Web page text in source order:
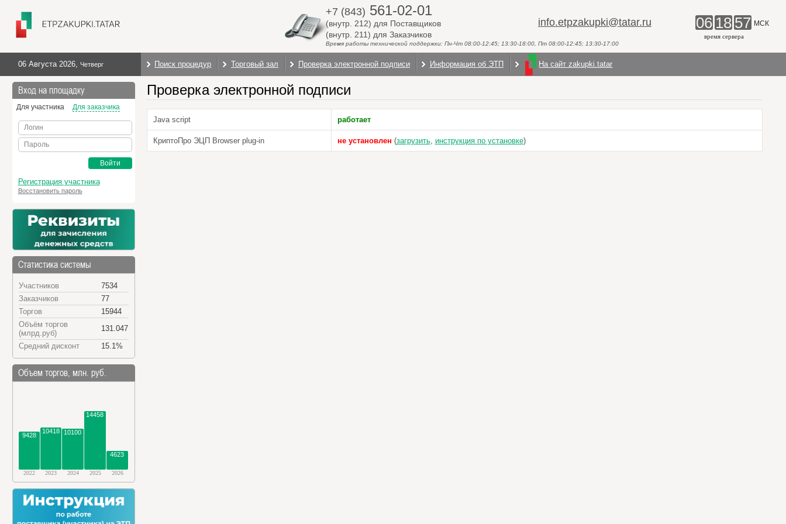
+7 (843) 561-02-01
(внутр. 212) для Поставщиков
(внутр. 211) для Заказчиков
info.etpzakupki@tatar.ru
Время работы технической поддержки: Пн-Чт 08:00-12:45; 13:30-18:00, Пт 08:00-12:45; 13:30-17:00
06 18 57 МСК
время сервера
06 Августа 2026, Четверг Поиск процедур Торговый зал Проверка электронной подписи Информация об ЭТП На сайт zakupki.tatar
Вход на площадку
Для участника Для заказчика
Логин
Пароль
Войти
Регистрация участника
Восстановить пароль
Статистика системы
Участников
7534
Заказчиков
77
Торгов
15944
Объём торгов
(млрд.руб)
131.047
Средний дисконт
15.1%
Объем торгов, млн. руб.
9428
10418 10100
14458
4623
2022 2023 2024 2025 2026
Проверка электронной подписи
Java script работает
КриптоПро ЭЦП Browser plug-in не установлен (загрузить, инструкция по установке)